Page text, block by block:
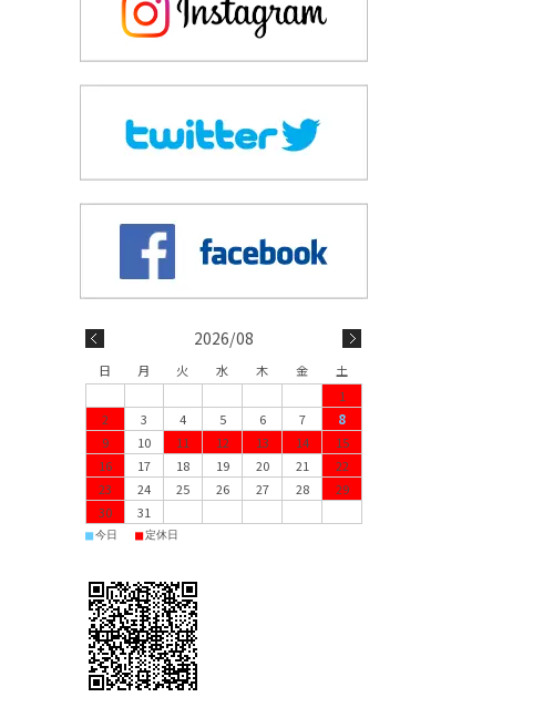
2026/08
日 月 火 水 木 金
土
1
2
3 4 5 6 7
8
9
10 11 12 13 14
15
16
17 18 19 20 21
22
23
24 25 26 27 28
29
30
31
■今日 ■定休日